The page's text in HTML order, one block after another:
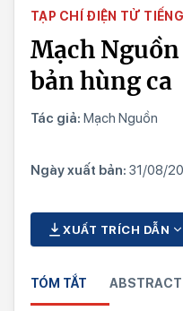
TẠP CHÍ ĐIỆN TỬ
Mạch
bản hùng ca
Tác giả: Mạch Nguồn
Ngày xuất bản: 31/08/
XUẤT TRÍCH DẪN
TÓM TẮT ABSTRACT